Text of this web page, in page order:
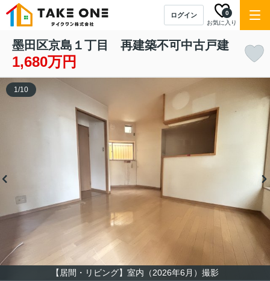
ログイン
お気に入り
0
墨田区京島１丁目 再建築不可中古戸建
1,680万円
【居間・リビング】室内（2026年6月）撮影
1/10